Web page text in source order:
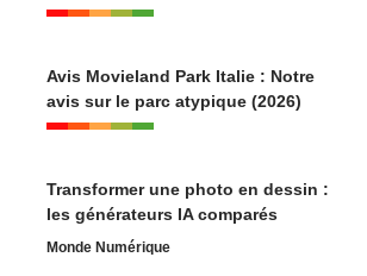
Avis Movieland Park Italie : Notre
avis sur le parc atypique (2026)
Transformer une photo en dessin :
les générateurs IA comparés
Monde Numérique